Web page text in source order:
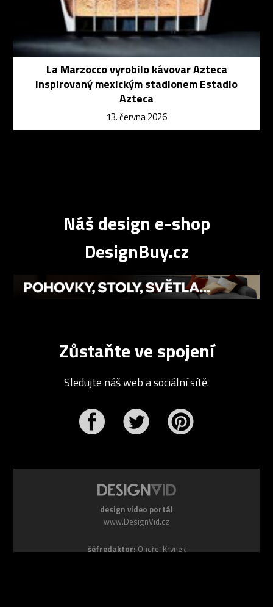
La Marzocco vyrobilo kávovar Azteca
inspirovaný mexickým stadionem Estadio
Azteca
13. června 2026
Náš design e-shop
DesignBuy.cz
Zůstaňte ve spojení
Sledujte náš web a sociální sítě.
design video portál
www.DesignVid.cz
šéfredaktor: Ondřej Krynek